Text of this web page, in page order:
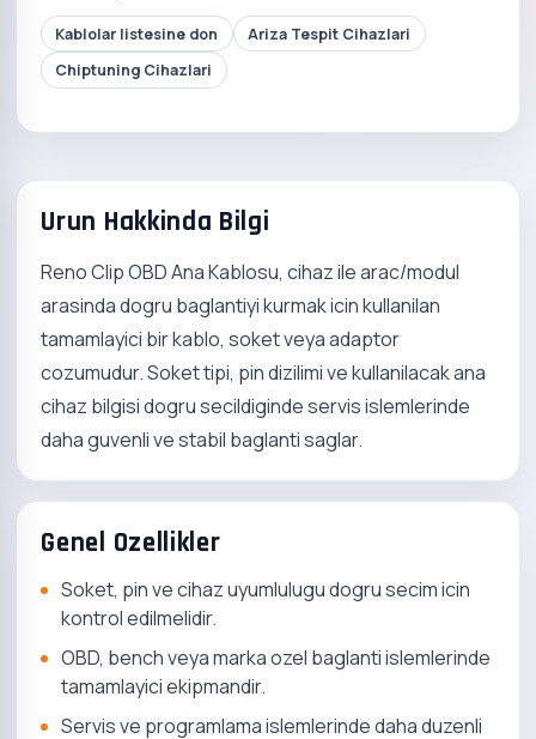
Kablolar listesine don
Ariza Tespit Cihazlari
Chiptuning Cihazlari
Urun Hakkinda Bilgi
Reno Clip OBD Ana Kablosu, cihaz ile arac/modul
arasinda dogru baglantiyi kurmak icin kullanilan
tamamlayici bir kablo, soket veya adaptor
cozumudur. Soket tipi, pin dizilimi ve kullanilacak ana
cihaz bilgisi dogru secildiginde servis islemlerinde
daha guvenli ve stabil baglanti saglar.
Genel Ozellikler
Soket, pin ve cihaz uyumlulugu dogru secim icin
kontrol edilmelidir.
OBD, bench veya marka ozel baglanti islemlerinde
tamamlayici ekipmandir.
Servis ve programlama islemlerinde daha duzenli